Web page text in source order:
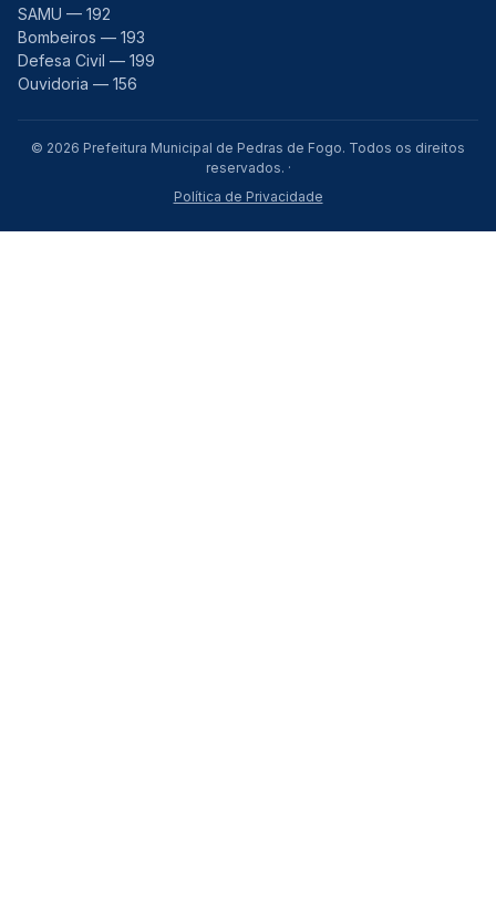
SAMU — 192
Bombeiros — 193
Defesa Civil — 199
Ouvidoria — 156
© 2026 Prefeitura Municipal de Pedras de Fogo. Todos os direitos
reservados. ·
Política de Privacidade